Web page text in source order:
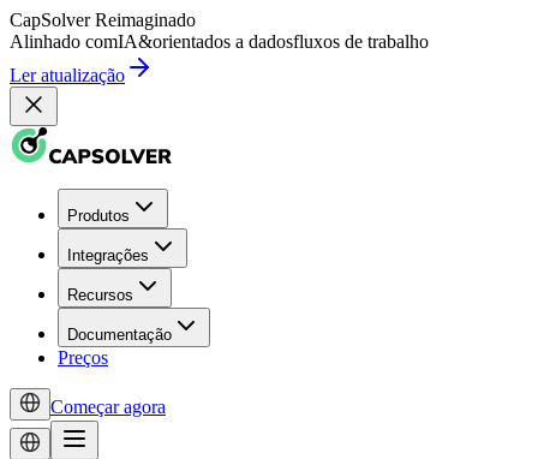
CapSolver Reimaginado
Alinhado comIA&orientados a dadosfluxos de trabalho
Ler atualização
Produtos
Integrações
Recursos
Documentação
Preços
Começar agora